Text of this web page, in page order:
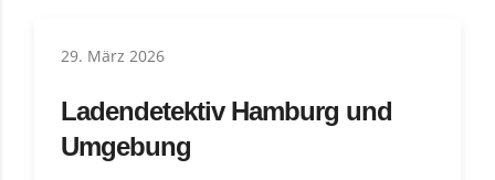
29. März 2026
Ladendetektiv Hamburg und
Umgebung